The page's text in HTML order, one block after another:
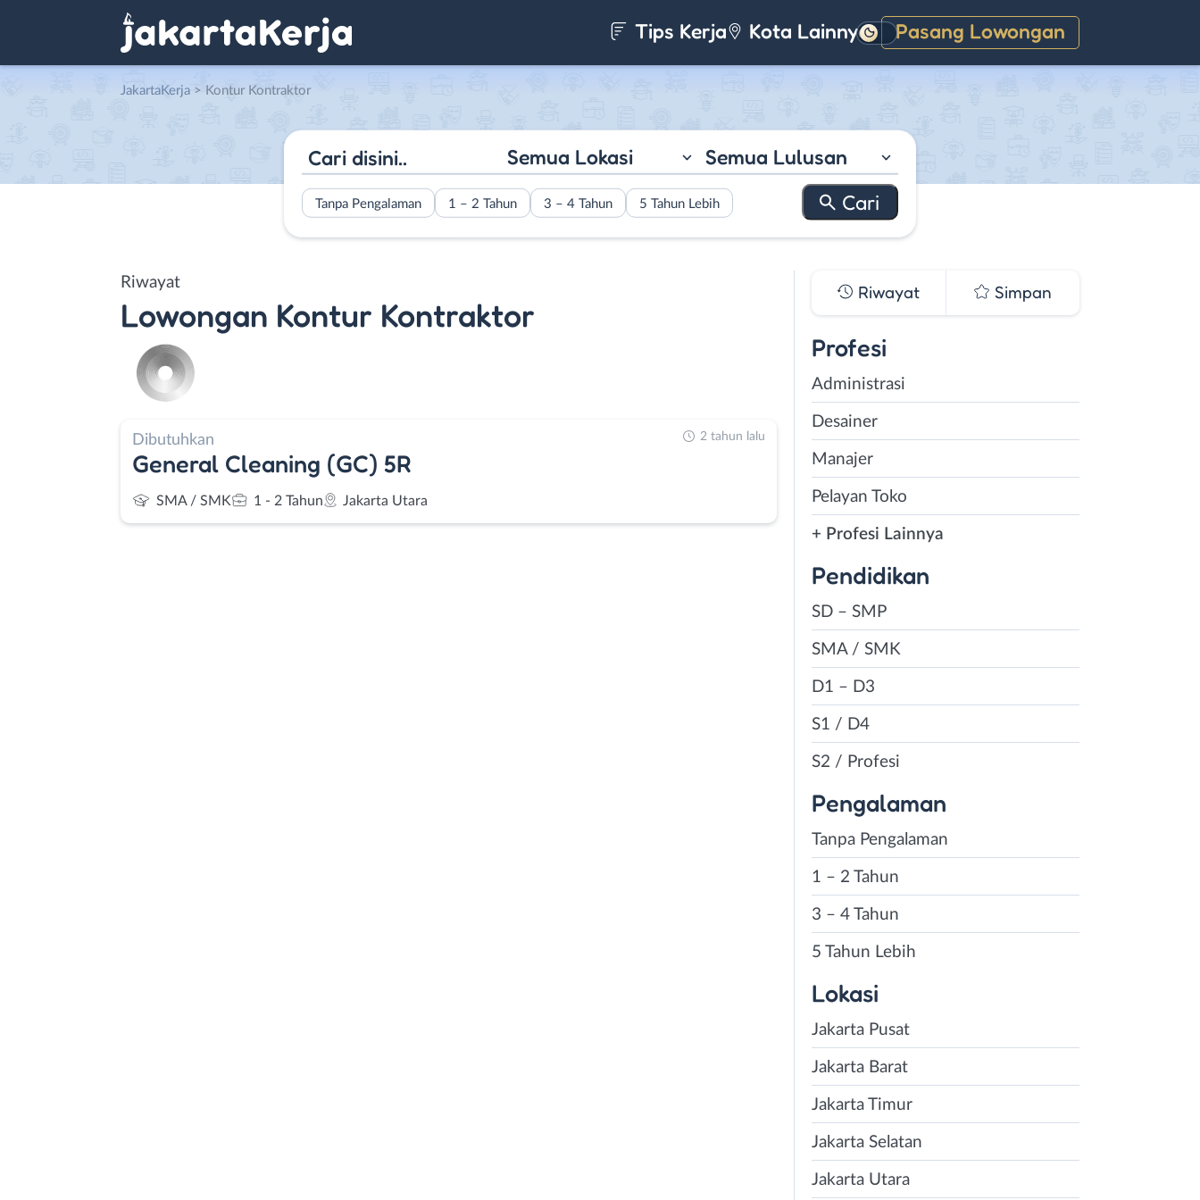
Tips Kerja Kota Lainnya Pasang Lowongan
Gelap
JakartaKerja > Kontur Kontraktor
Semua Lokasi Semua Lulusan
Tanpa Pengalaman 1 – 2 Tahun 3 – 4 Tahun 5 Tahun Lebih
Riwayat
Lowongan Kontur Kontraktor
Dibutuhkan
General Cleaning (GC) 5R
SMA / SMK 1 - 2 Tahun Jakarta Utara
2 tahun lalu
Riwayat Simpan
Profesi
Administrasi
Desainer
Manajer
Pelayan Toko
+ Profesi Lainnya
Pendidikan
SD – SMP
SMA / SMK
D1 – D3
S1 / D4
S2 / Profesi
Pengalaman
Tanpa Pengalaman
1 – 2 Tahun
3 – 4 Tahun
5 Tahun Lebih
Lokasi
Jakarta Pusat
Jakarta Barat
Jakarta Timur
Jakarta Selatan
Jakarta Utara